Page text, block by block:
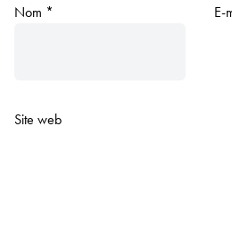
Nom * E-
Site web